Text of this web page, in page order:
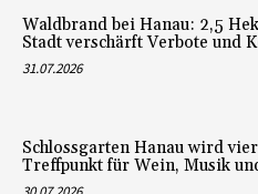
Waldbrand bei Hanau: 2,5
Stadt verschärft Verbote und
31.07.2026
Schlossgarten Hanau wird
Treffpunkt für Wein, Musik